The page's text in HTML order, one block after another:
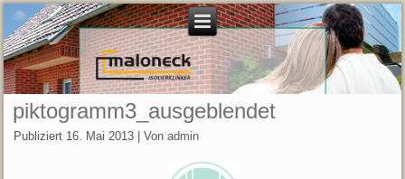
piktogramm3_ausgeblendet
Publiziert 16. Mai 2013 |Von admin